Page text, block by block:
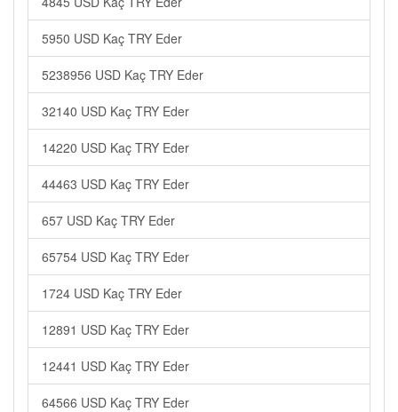
5950 USD Kaç TRY Eder
5238956 USD Kaç TRY Eder
32140 USD Kaç TRY Eder
14220 USD Kaç TRY Eder
44463 USD Kaç TRY Eder
657 USD Kaç TRY Eder
65754 USD Kaç TRY Eder
1724 USD Kaç TRY Eder
12891 USD Kaç TRY Eder
12441 USD Kaç TRY Eder
64566 USD Kaç TRY Eder